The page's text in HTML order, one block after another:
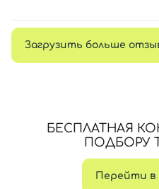
Загрузить больше
БЕСПЛАТНАЯ
ПОДБОРУ
Перейти в